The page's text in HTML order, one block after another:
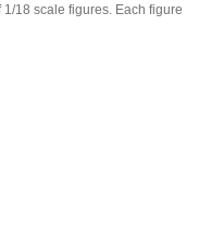
18 scale figures. Each figure